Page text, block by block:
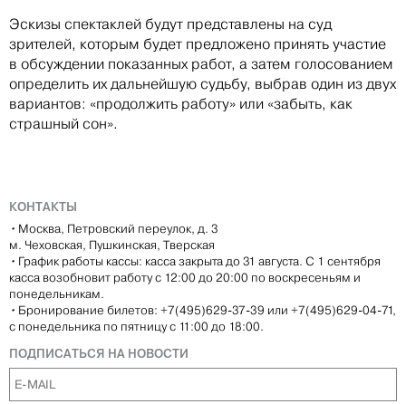
Эскизы спектаклей будут представлены на суд
зрителей, которым будет предложено принять участие
в обсуждении показанных работ, а затем голосованием
определить их дальнейшую судьбу, выбрав один из двух
вариантов: «продолжить работу» или «забыть, как
страшный сон».
КОНТАКТЫ
• Москва, Петровский переулок, д. 3
м. Чеховская, Пушкинская, Тверская
• График работы кассы: касса закрыта до 31 августа. С 1 сентября
касса возобновит работу с 12:00 до 20:00 по воскресеньям и
понедельникам.
• Бронирование билетов: +7(495)629-37-39 или +7(495)629-04-71,
с понедельника по пятницу с 11:00 до 18:00.
ПОДПИСАТЬСЯ НА НОВОСТИ